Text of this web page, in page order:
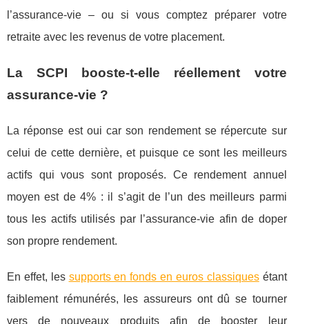
l’assurance-vie – ou si vous comptez préparer votre
retraite avec les revenus de votre placement.
La SCPI booste-t-elle réellement votre
assurance-vie ?
La réponse est oui car son rendement se répercute sur
celui de cette dernière, et puisque ce sont les meilleurs
actifs qui vous sont proposés. Ce rendement annuel
moyen est de 4% : il s’agit de l’un des meilleurs parmi
tous les actifs utilisés par l’assurance-vie afin de doper
son propre rendement.
En effet, les supports en fonds en euros classiquesétant
faiblement rémunérés, les assureurs ont dû se tourner
vers de nouveaux produits afin de booster leur